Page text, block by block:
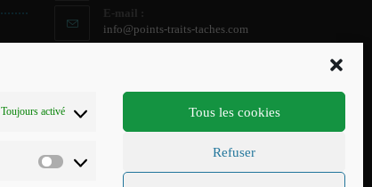
Toujours activé
Préférences
Tous les cookies
Refuser
E-mail :
info@points-traits-taches.com
dans
Recevez les actualités et les nouveautés, au
maximum une fois par mois !
S'INSCRIRE